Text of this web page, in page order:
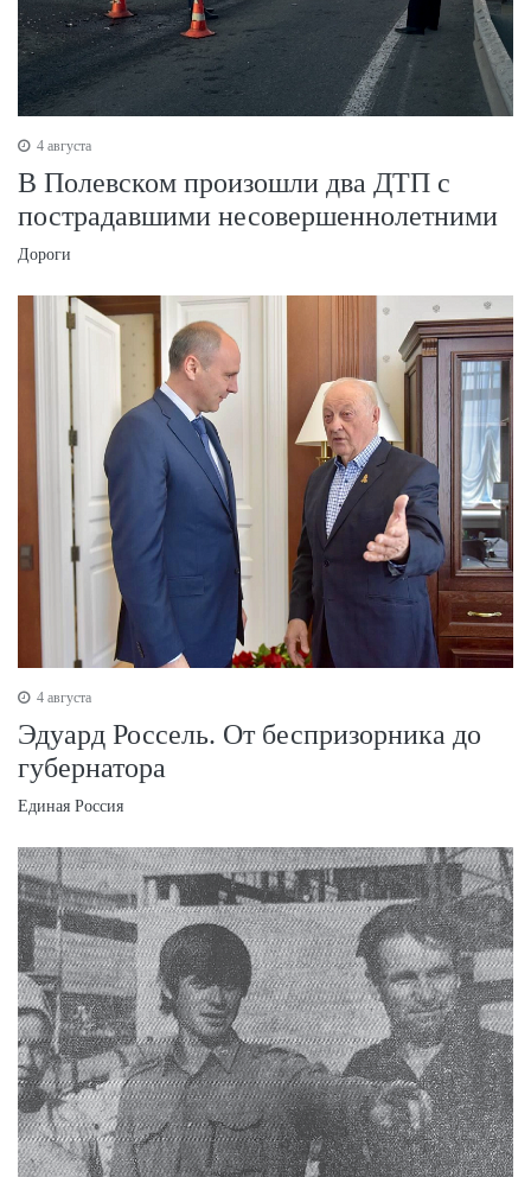
4 августа
В Полевском произошли два ДТП с
пострадавшими несовершеннолетними
Дороги
4 августа
Эдуард Россель. От беспризорника до
губернатора
Единая Россия